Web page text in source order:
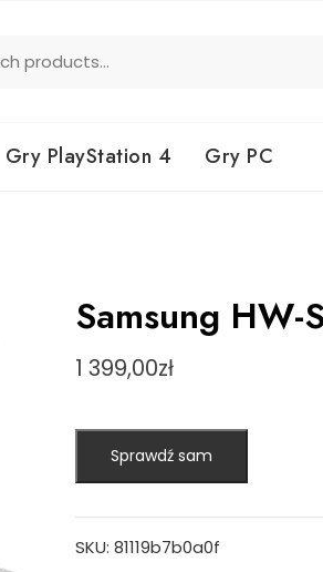
Gry PlayStation 4 Gry PC
Samsung HW-
1 399,00zł
Sprawdź sam
SKU: 81119b7b0a0f